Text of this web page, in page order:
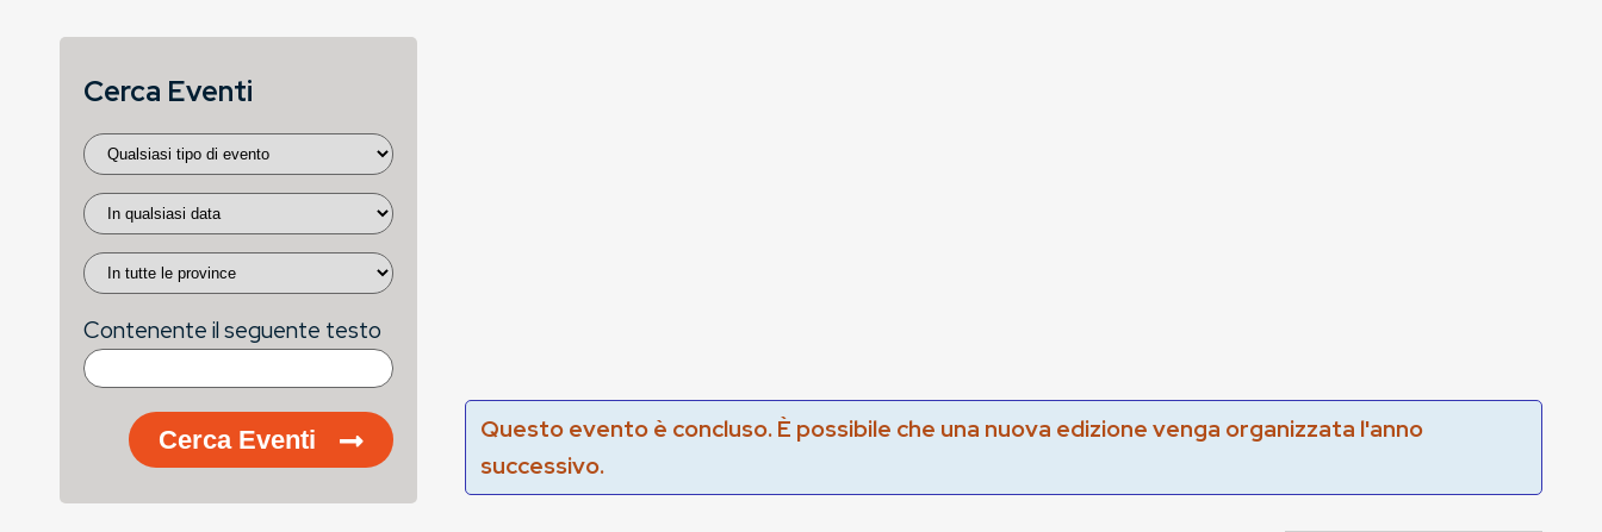
Questo evento è concluso. È possibile che una nuova edizione venga organizzata l'anno
successivo.
Cerca Eventi
Contenente il seguente testo
Cerca Eventi